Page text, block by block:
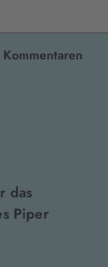
das
Piper